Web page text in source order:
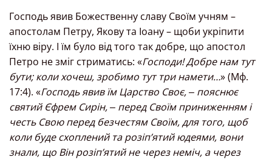
Господь явив Божественну славу Своїм учням –
апостолам Петру, Якову та Іоану – щоби укріпити
їхню віру. І їм було від того так добре, що апостол
Петро не зміг стриматись: «Господи! Добре нам тут
бути; коли хочеш, зробимо тут три намети…» (Мф.
17:4). «Господь явив їм Царство Своє, ‒ пояснює
святий Єфрем Сирін, ‒ перед Своїм приниженням і
честь Свою перед безчестям Своїм, для того, щоб
коли буде схоплений та розіп’ятий юдеями, вони
знали, що Він розіп’ятий не через неміч, а через